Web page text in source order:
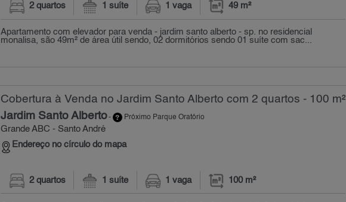
2 quartos 1 suíte 1 vaga 49 m²
Apartamento com elevador para venda - jardim santo alberto - sp. no residencial
monalisa, são 49m² de área útil sendo, 02 dormitórios sendo 01 suíte com sac...
Cobertura à Venda no Jardim Santo Alberto com 2 quartos - 100 m²
Jardim Santo Alberto- Próximo Parque Oratório
Grande ABC - Santo André
Endereço no círculo do mapa
2 quartos 1 suíte 1 vaga 100 m²